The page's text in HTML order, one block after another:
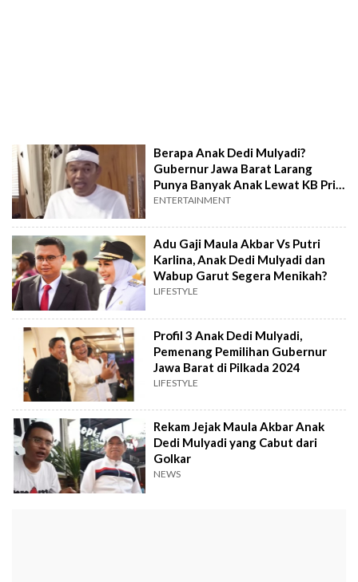
Berapa Anak Dedi Mulyadi?
Gubernur Jawa Barat Larang
Punya Banyak Anak Lewat KB Pria
Vasektomi
ENTERTAINMENT
Adu Gaji Maula Akbar Vs Putri
Karlina, Anak Dedi Mulyadi dan
Wabup Garut Segera Menikah?
LIFESTYLE
Profil 3 Anak Dedi Mulyadi,
Pemenang Pemilihan Gubernur
Jawa Barat di Pilkada 2024
LIFESTYLE
Rekam Jejak Maula Akbar Anak
Dedi Mulyadi yang Cabut dari
Golkar
NEWS